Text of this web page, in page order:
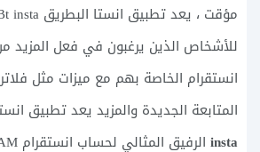
للأشخاص الذين يرغبون في فعل المزيد
انستقرام الخاصة بهم مع ميزات مثل
المتابعة الجديدة والمزيد يعد تطبيق
insta